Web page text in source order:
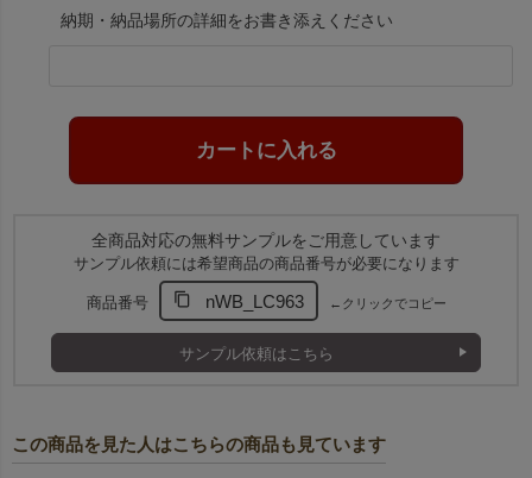
納期・納品場所の詳細をお書き添えください
全商品対応の無料サンプルをご用意しています
サンプル依頼には希望商品の商品番号が必要になります
商品番号 nWB_LC963 ←クリックでコピー
サンプル依頼はこちら
この商品を見た人はこちらの商品も見ています